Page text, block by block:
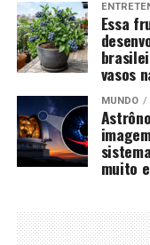
Essa
vasos
MUNDO
muito